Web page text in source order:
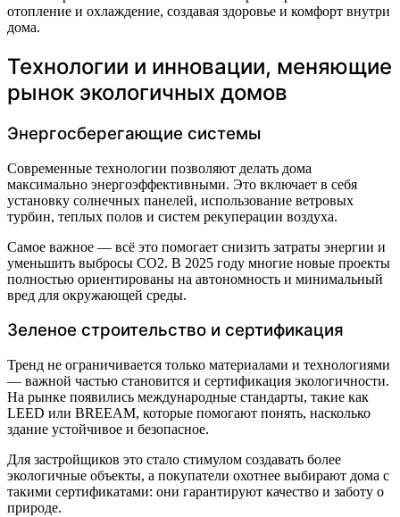
отопление и охлаждение, создавая здоровье и комфорт внутри
дома.
Технологии и инновации, меняющие
рынок экологичных домов
Энергосберегающие системы
Современные технологии позволяют делать дома
максимально энергоэффективными. Это включает в себя
установку солнечных панелей, использование ветровых
турбин, теплых полов и систем рекуперации воздуха.
Самое важное — всё это помогает снизить затраты энергии и
уменьшить выбросы CO2. В 2025 году многие новые проекты
полностью ориентированы на автономность и минимальный
вред для окружающей среды.
Зеленое строительство и сертификация
Тренд не ограничивается только материалами и технологиями
— важной частью становится и сертификация экологичности.
На рынке появились международные стандарты, такие как
LEED или BREEAM, которые помогают понять, насколько
здание устойчивое и безопасное.
Для застройщиков это стало стимулом создавать более
экологичные объекты, а покупатели охотнее выбирают дома с
такими сертификатами: они гарантируют качество и заботу о
природе.